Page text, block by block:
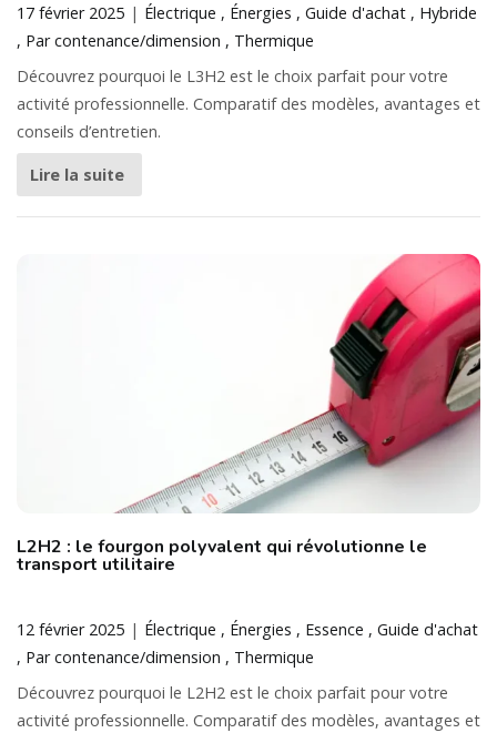
17 février 2025 Électrique Énergies Guide d'achat
Hybride
Par contenance/dimension
Thermique
Découvrez pourquoi le L3H2 est le choix parfait pour votre
activité professionnelle. Comparatif des modèles, avantages et
conseils d’entretien.
Lire la suite
L2H2 : le fourgon polyvalent qui révolutionne le
transport utilitaire
12 février 2025 Électrique Énergies Essence
Guide d'achat
Par contenance/dimension
Thermique
Découvrez pourquoi le L2H2 est le choix parfait pour votre
activité professionnelle. Comparatif des modèles, avantages et